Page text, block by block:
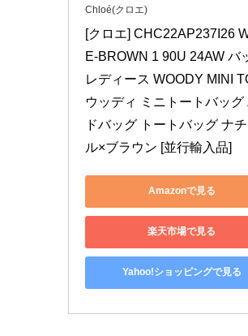
Chloé(クロエ)
[クロエ] CHC22AP237I26
E-BROWN 1 90U 24AW バ
レディース WOODY MINI
ウッディ ミニトートバッグ
ドバッグ トートバッグ ナ
ル×ブラウン [並行輸入品]
Amazonで見る
楽天市場で見る
Yahoo!ショッピングで見る